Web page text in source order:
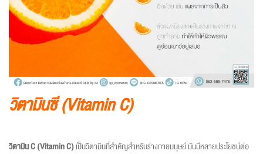
วิตามินซี (Vitamin C)
วิตามิน C (Vitamin C)เป็นวิตามินที่สำคัญสำหรับร่างกายมนุษย์ มันมีหลายประโยชน์ต่อ